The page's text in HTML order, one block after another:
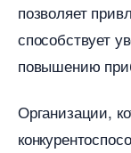
позволяет
способствует
повышению
Организации,